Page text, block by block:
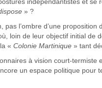
» ?
l’ombre d’une
loin de leur objectif initial de
« Colonie Martinique » tant
à vision court-
un espace politique pour